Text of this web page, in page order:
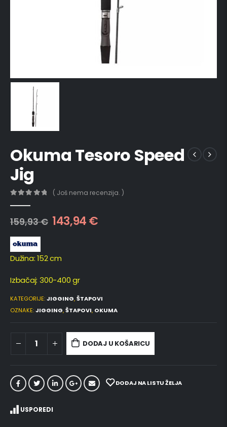
Okuma Tesoro Speed
Jig
( Još nema recenzija. )
159,93€ 143,94€
Dužina: 152 cm
Izbačaj: 300-400 gr
KATEGORIJE:JIGGING,ŠTAPOVI
OZNAKE:JIGGING,ŠTAPOVI, OKUMA
DODAJ U KOŠARICU
DODAJ NA LISTU ŽELJA
USPOREDI